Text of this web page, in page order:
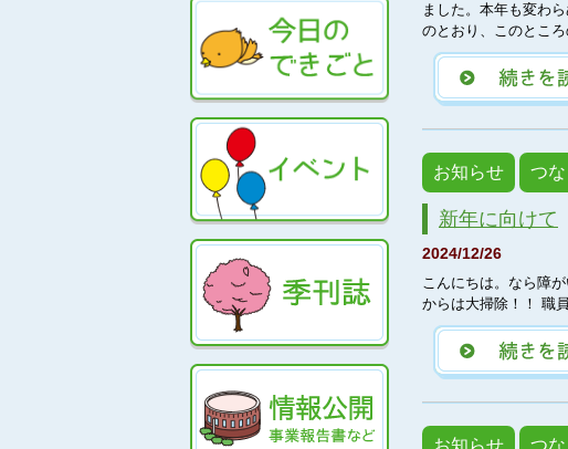
ました。本年も変わ
のとおり、このとこ
お知らせ つ
新年に向けて
2024/12/26
こんにちは。なら障
からは大掃除！！ 職
お知らせ つ